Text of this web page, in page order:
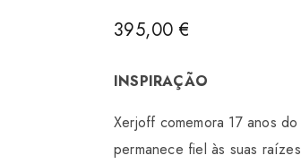
395,00€
INSPIRAÇÃO
Xerjoff comemora 17 anos
permanece fiel às suas